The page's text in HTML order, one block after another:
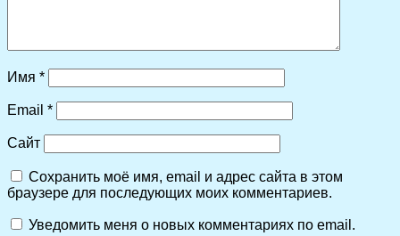
Имя *
Email *
Сайт
Сохранить моё имя, email и адрес сайта в этом
браузере для последующих моих комментариев.
Уведомить меня о новых комментариях по email.